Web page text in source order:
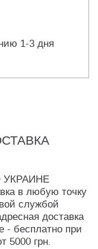
1-3 дня
УКРАИНЕ
в любую точку
службой
доставка
- бесплатно при
5000 грн.